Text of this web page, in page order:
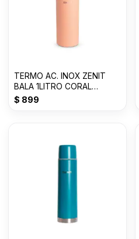
TERMO AC. INOX ZENIT
BALA 1LITRO CORAL
Z100XZCR
$ 899